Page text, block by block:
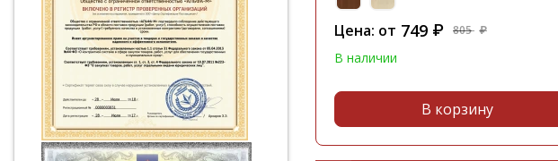
Цена: от 749 ₽ 805 ₽
В наличии
В корзину